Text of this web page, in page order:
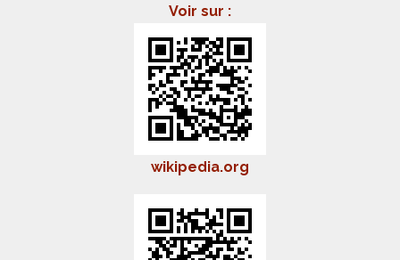
Voir sur :
wikipedia.org